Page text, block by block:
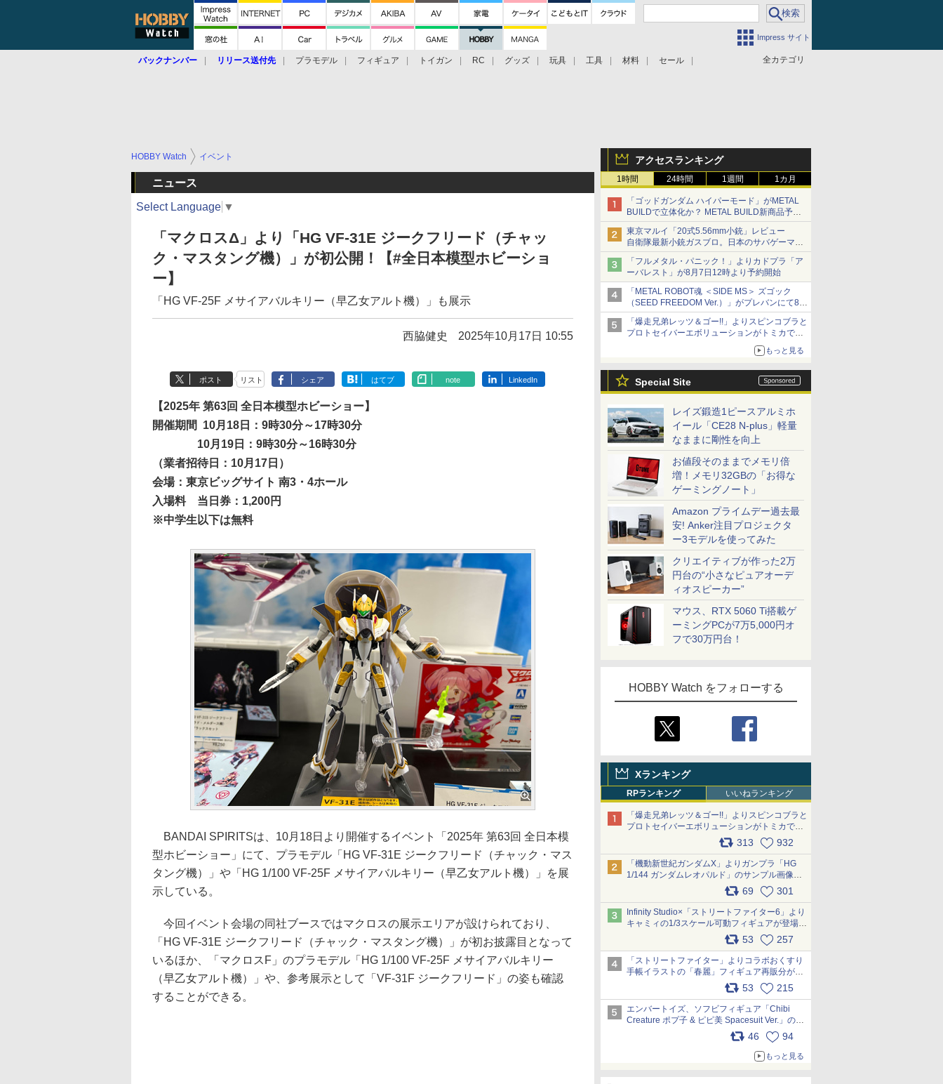
Impress サイト
全カテゴリ
バックナンバー リリース送付先 プラモデル フィギュア トイガン RC グッズ 玩具 工具 材料 セール
アクセスランキング
1時間 24時間 1週間 1カ月
「ゴッドガンダム ハイパーモード」がMETAL
BUILDで立体化か？ METAL BUILD新商品予告
が公開
東京マルイ「20式5.56mm小銃」レビュー
自衛隊最新小銃ガスブロ。日本のサバゲーマー
で本当によかった
「フルメタル・パニック！」よりカドプラ「ア
ーバレスト」が8月7日12時より予約開始
「METAL ROBOT魂 ＜SIDE MS＞ ズゴック
（SEED FREEDOM Ver.）」がプレバンにて8月
6日予約開始
「METAL ROBOT魂 ＜SIDE MS＞ キャバリア
ーアイフリッド」も同時予約開始
「爆走兄弟レッツ＆ゴー!!」よりスピンコブラと
プロトセイバーエボリューションがトミカで登
もっと見る
Special Site
レイズ鍛造1ピースアルミホ
イール「CE28 N-plus」軽量
なままに剛性を向上
お値段そのままでメモリ倍
増！メモリ32GBの「お得な
ゲーミングノート」
Amazon プライムデー過去最
安! Anker注目プロジェクタ
ー3モデルを使ってみた
クリエイティブが作った2万
円台の“小さなピュアオーデ
ィオスピーカー”
マウス、RTX 5060 Ti搭載ゲ
ーミングPCが7万5,000円オ
フで30万円台！
HOBBY Watch をフォローする
Xランキング
RPランキング いいねランキング
「爆走兄弟レッツ＆ゴー!!」よりスピンコブラと
プロトセイバーエボリューションがトミカで登
場 pic.x.com/9paC75M2iL 313 932
「機動新世紀ガンダムX」よりガンプラ「HG
1/144 ガンダムレオパルド」のサンプル画像が
69 301
Infinity Studio×「ストリートファイター6」より
キャミィの1/3スケール可動フィギュアが登場
53 257
「ストリートファイター」よりコラボおくすり
手帳イラストの「春麗」フィギュア再販分が本
日出荷開始 pic.x.com/toUc1MHr41
53 215
エンバートイズ、ソフビフィギュア「Chibi
Creature ポプ子 & ピピ美 Spacesuit Ver.」の発
売中止を発表 pic.x.com/Ri45iFeYjn
46 94
もっと見る
HOBBY Watch イベント
ニュース
Select Language ▼
「マクロスΔ」より「HG VF-31E ジークフリード（チャッ
ク・マスタング機）」が初公開！【#全日本模型ホビーショ
ー】
「HG VF-25F メサイアバルキリー（早乙女アルト機）」も展示
西脇健史 2025年10月17日 10:55
ポスト リスト シェア はてブ note LinkedIn
【2025年 第63回 全日本模型ホビーショー】
開催期間
10月18日：9時30分～17時30分
10月19日：9時30分～16時30分
（業者招待日：10月17日）
会場：東京ビッグサイト 南3・4ホール
入場料
当日券：1,200円
※中学生以下は無料
BANDAI SPIRITSは、10月18日より開催するイベント「2025年 第63回 全日本模
型ホビーショー」にて、プラモデル「HG VF-31E ジークフリード（チャック・マス
タング機）」や「HG 1/100 VF-25F メサイアバルキリー（早乙女アルト機）」を展
示している。
今回イベント会場の同社ブースではマクロスの展示エリアが設けられており、
「HG VF-31E ジークフリード（チャック・マスタング機）」が初お披露目となって
いるほか、「マクロスF」のプラモデル「HG 1/100 VF-25F メサイアバルキリー
（早乙女アルト機）」や、参考展示として「VF-31F ジークフリード」の姿も確認
することができる。